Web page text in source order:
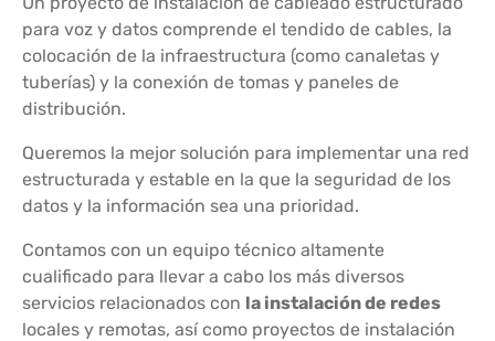
para voz y datos comprende el tendido de cables, la
colocación de la infraestructura (como canaletas y
tuberías) y la conexión de tomas y paneles de
distribución.
Queremos la mejor solución para implementar una red
estructurada y estable en la que la seguridad de los
datos y la información sea una prioridad.
Contamos con un equipo técnico altamente
cualificado para llevar a cabo los más diversos
servicios relacionados con la instalación de redes
locales y remotas, así como proyectos de instalación